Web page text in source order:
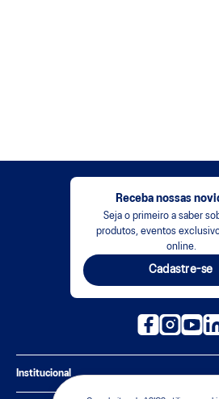
Receba nossas
Seja o primeiro a saber
produtos, eventos
online.
Cadastre-se
Institucional